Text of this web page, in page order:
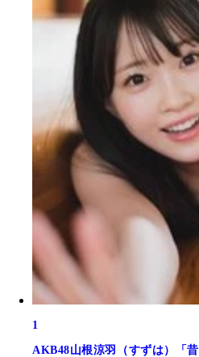
1
AKB48山根涼羽（すずは）「